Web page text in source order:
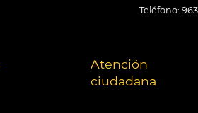
Teléfono:
Atención
ciudadana